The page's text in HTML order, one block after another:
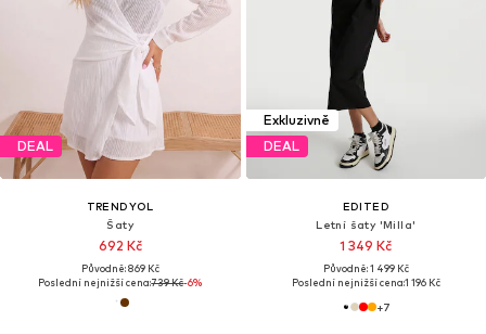
DEAL
TRENDYOL
Šaty
692 Kč
Původně: 869 Kč
Poslední nejnižší cena:739 Kč-6%
Exkluzivně
DEAL
EDITED
Letní šaty 'Milla'
1 349 Kč
Původně: 1 499 Kč
Poslední nejnižší cena:1 196 Kč
+7